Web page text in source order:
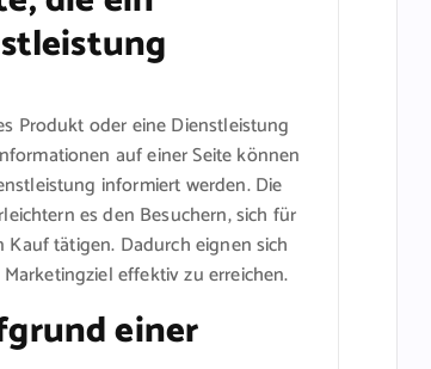
Produkt oder eine Dienstleistung
auf einer Seite können
informiert werden. Die
es den Besuchern, sich für
tätigen. Dadurch eignen sich
effektiv zu erreichen.
einer